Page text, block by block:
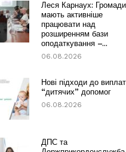
Леся Карнаух: Громади
мають активніше
працювати над
розширенням бази
оподаткування –...
06.08.2026
Нові підходи до
“дитячих” допомог
06.08.2026
ДПС та